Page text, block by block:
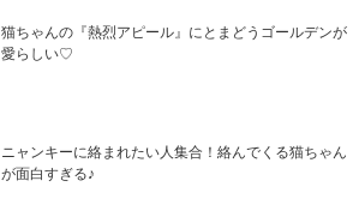
猫ちゃんの『熱烈アピール』にとまどうゴールデンが
愛らしい♡
ニャンキーに絡まれたい人集合！絡んでくる猫ちゃん
が面白すぎる♪